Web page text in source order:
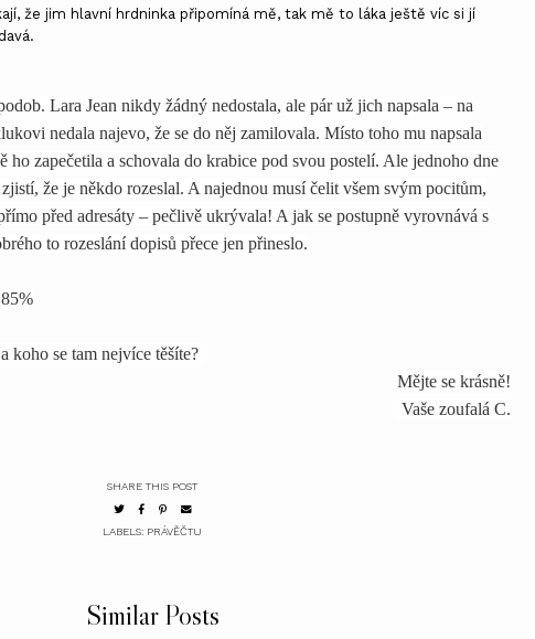
že jim hlavní hrdninka připomíná mě, tak mě to láka ještě víc si jí
Lara Jean nikdy žádný nedostala, ale pár už jich napsala – na
nedala najevo, že se do něj zamilovala. Místo toho mu napsala
ho zapečetila a schovala do krabice pod svou postelí. Ale jednoho dne
že je někdo rozeslal. A najednou musí čelit všem svým pocitům,
před adresáty – pečlivě ukrývala! A jak se postupně vyrovnává s
to rozeslání dopisů přece jen přineslo.
koho se tam nejvíce těšíte?
Mějte se krásně!
Vaše zoufalá C.
SHARE THIS POST
LABELS: PRÁVĚČTU
Similar Posts